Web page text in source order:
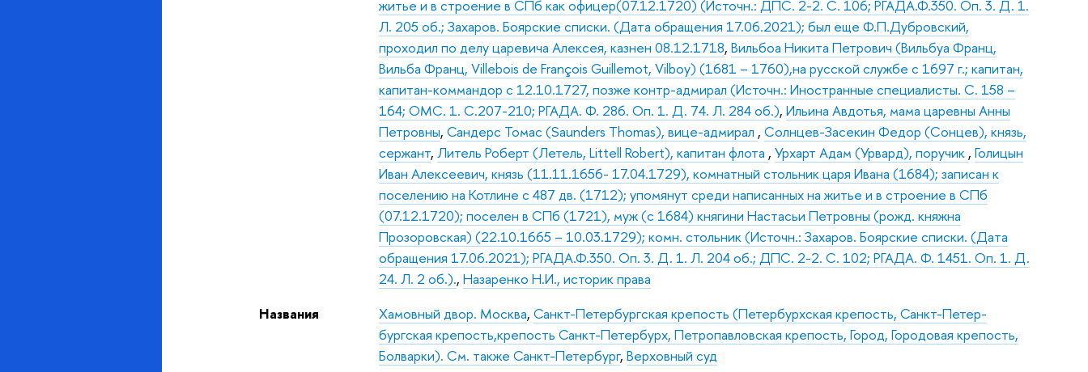
житье и в строение в СПб как офицер(07.12.1720) (Источн.: ДПС. 2-2. С. 106; РГАДА.Ф.350. Оп. 3. Д. 1.
Л. 205 об.; Захаров. Боярские списки. (Дата обращения 17.06.2021); был еще Ф.П.Дубровский,
проходил по делу царевича Алексея, казнен 08.12.1718,Вильбоа Никита Петрович (Вильбуа Франц,
Вильба Франц, Villebois de François Guillemot, Vilboy) (1681 – 1760),на русской службе с 1697 г.; капитан,
капитан-коммандор с 12.10.1727, позже контр-адмирал (Источн.: Иностранные специалисты. С. 158 –
164; ОМС. 1. С.207-210; РГАДА. Ф. 286. Оп. 1. Д. 74. Л. 284 об.),Ильина Авдотья, мама царевны Анны
Петровны,Сандерс Томас (Saunders Thomas), вице-адмирал ,Солнцев-Засекин Федор (Сонцев), князь,
сержант,Литель Роберт (Летель, Littell Robert), капитан флота ,Урхарт Адам (Урвард), поручик ,Голицын
Иван Алексеевич, князь (11.11.1656- 17.04.1729), комнатный стольник царя Ивана (1684); записан к
поселению на Котлине с 487 дв. (1712); упомянут среди написанных на житье и в строение в СПб
(07.12.1720); поселен в СПб (1721), муж (с 1684) княгини Настасьи Петровны (рожд. княжна
Прозоровская) (22.10.1665 – 10.03.1729); комн. стольник (Источн.: Захаров. Боярские списки. (Дата
обращения 17.06.2021); РГАДА.Ф.350. Оп. 3. Д. 1. Л. 204 об.; ДПС. 2-2. С. 102; РГАДА. Ф. 1451. Оп. 1. Д.
24. Л. 2 об.).,Назаренко Н.И., историк права
Названия
Хамовный двор. Москва,Санкт-Петербургская крепость (Петербурхская крепость, Санкт-Петер-
бургская крепость,крепость Санкт-Петербурх, Петропавловская крепость, Город, Городовая крепость,
Болварки). См. также Санкт-Петербург,Верховный суд